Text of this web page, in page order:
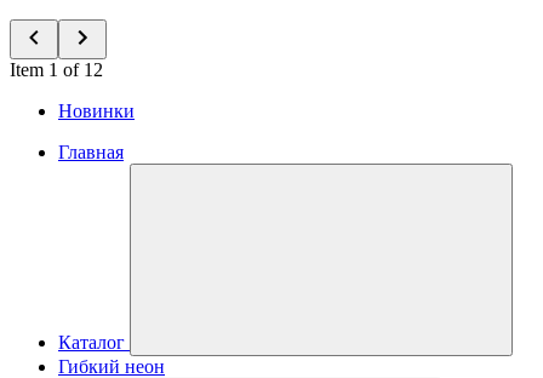
Item 1 of 12
Новинки
Главная
Каталог
Гибкий неон